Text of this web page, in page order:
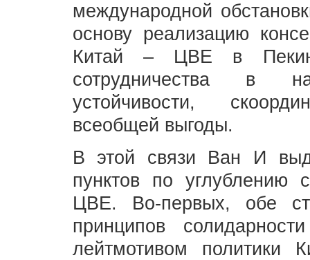
международной
основу реализацию
Китай – ЦВЕ в
сотрудничества в
устойчивости,
всеобщей выгоды.
В этой связи Ван И
пунктов по углублению
ЦВЕ. Во-первых, обе
принципов
лейтмотивом политики